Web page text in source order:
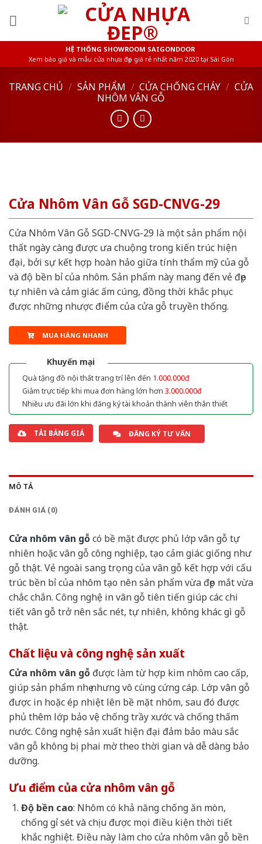
HỆ THỐNG SHOWROOM SAIGONDOOR
Xem báo giá và mẫu cửa nhựa đẹp giá rẻ nhất năm 2020 tại Sài Gòn
TRANG CHỦ / SẢN PHẨM / CỬA CHỐNG CHÁY / CỬA
NHÔM VÂN GỖ
Cửa Nhôm Vân Gỗ SGD-CNVG-29
Cửa Nhôm Vân Gỗ SGD-CNVG-29 là một sản phẩm nội
thất ngày càng được ưa chuộng trong kiến trúc hiện
đại, bởi sự kết hợp hoàn hảo giữa tính thẩm mỹ của gỗ
và độ bền bỉ của nhôm. Sản phẩm này mang đến vẻ đẹp
tự nhiên và cảm giác ấm cúng, đồng thời khắc phục
được những nhược điểm của cửa gỗ truyền thống.
MUA HÀNG NHANH
Khuyến mại
Quà tặng đồ nội thất trang trí lên đến 1.000.000đ
Giảm trực tiếp khi mua đơn hàng lớn hơn 3.000.000đ
Nhiều ưu đãi lớn khi đăng ký tài khoản thành viên thân thiết
TẢI BẢNG GIÁ ĐĂNG KÝ TƯ VẤN
MÔ TẢ
ĐÁNH GIÁ (0)
Cửa nhôm vân gỗcó bề mặt được phủ lớp vân gỗ tự
nhiên hoặc vân gỗ công nghiệp, tạo cảm giác giống như
gỗ thật. Vẻ ngoài sang trọng của vân gỗ kết hợp với cấu
trúc bền bỉ của nhôm tạo nên sản phẩm vừa đẹp mắt vừa
chắc chắn. Công nghệ in vân gỗ tiên tiến giúp các chi
tiết vân gỗ trở nên sắc nét, tự nhiên, không khác gì gỗ
thật.
Chất liệu và công nghệ sản xuất
Cửa nhôm vân gỗ được làm từ hợp kim nhôm cao cấp,
giúp sản phẩm nhẹ nhưng vô cùng cứng cáp. Lớp vân gỗ
được in hoặc ép nhiệt lên bề mặt nhôm, sau đó được
phủ thêm lớp bảo vệ chống trầy xước và chống thấm
nước. Công nghệ sản xuất hiện đại đảm bảo màu sắc
vân gỗ không bị phai mờ theo thời gian và dễ dàng bảo
dưỡng.
Ưu điểm của cửa nhôm vân gỗ
Độ bền cao: Nhôm có khả năng chống ăn mòn,
chống gỉ sét và chịu được mọi điều kiện thời tiết
khắc nghiệt. Điều này làm cho cửa nhôm vân gỗ bền